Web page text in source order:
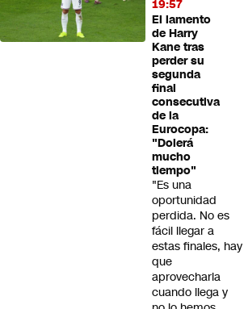
19:57
El lamento
de Harry
Kane tras
perder su
segunda
final
consecutiva
de la
Eurocopa:
"Dolerá
mucho
tiempo"
"Es una
oportunidad
perdida. No es
fácil llegar a
estas finales, hay
que
aprovecharla
cuando llega y